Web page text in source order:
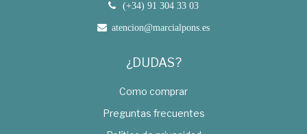
(+34) 91 304 33 03
atencion@marcialpons.es
¿DUDAS?
Como comprar
Preguntas frecuentes